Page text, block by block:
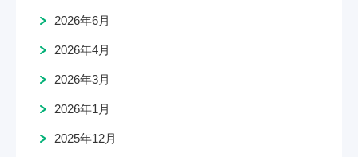
2026年6月
2026年4月
2026年3月
2026年1月
2025年12月